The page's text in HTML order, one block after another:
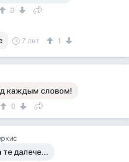
0
7 лет 1
каждым словом!
0
далече...